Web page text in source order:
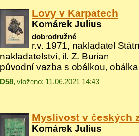
Lovy v Karpatech
Komárek Julius
dobrodružné
r.v. 1971, nakladatel
nakladatelství, il. Z. Burian
původní vazba s obálkou,
D58, vloženo: 11.06.2021 14:43
Myslivost v českých
Komárek Julius